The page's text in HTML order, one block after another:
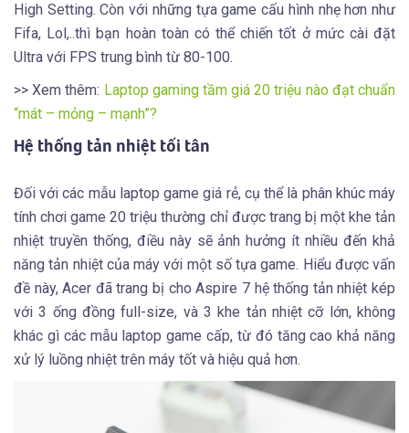
High Setting. Còn với những tựa game cấu hình nhẹ hơn như
Fifa, Lol,..thì bạn hoàn toàn có thể chiến tốt ở mức cài đặt
Ultra với FPS trung bình từ 80-100.
>> Xem thêm: Laptop gaming tầm giá 20 triệu nào đạt chuẩn
“mát – mỏng – mạnh”?
Hệ thống tản nhiệt tối tân
Đối với các mẫu laptop game giá rẻ, cụ thể là phân khúc máy
tính chơi game 20 triệu thường chỉ được trang bị một khe tản
nhiệt truyền thống, điều này sẽ ảnh hưởng ít nhiều đến khả
năng tản nhiệt của máy với một số tựa game. Hiểu được vấn
đề này, Acer đã trang bị cho Aspire 7 hệ thống tản nhiệt kép
với 3 ống đồng full-size, và 3 khe tản nhiệt cỡ lớn, không
khác gì các mẫu laptop game cấp, từ đó tăng cao khả năng
xử lý luồng nhiệt trên máy tốt và hiệu quả hơn.